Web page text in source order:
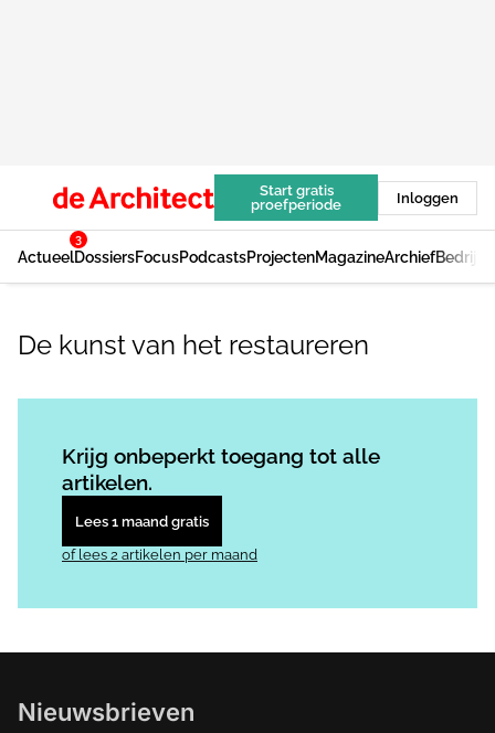
Start gratis
proefperiode
Inloggen
Actueel
3
DossiersFocusPodcastsProjectenMagazineArchief
De kunst van het restaureren
Krijg onbeperkt toegang tot alle
artikelen.
Lees 1 maand gratis
of lees 2 artikelen per maand
Nieuwsbrieven